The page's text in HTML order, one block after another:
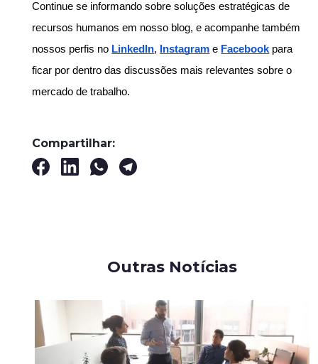
Continue se informando sobre soluções estratégicas de
recursos humanos em nosso blog, e acompanhe também
nossos perfis no LinkedIn, Instagram e Facebook para
ficar por dentro das discussões mais relevantes sobre o
mercado de trabalho.
Compartilhar:
Outras Notícias